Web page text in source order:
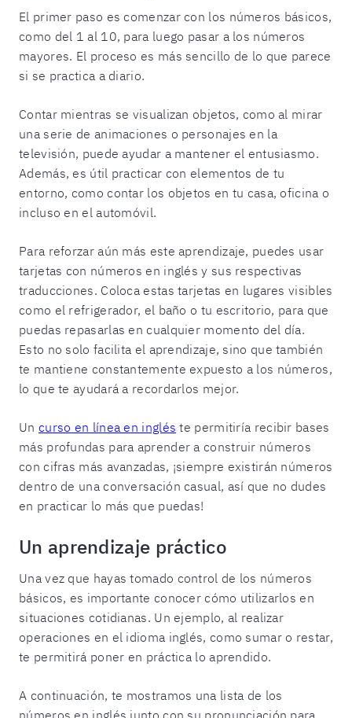
El primer paso es comenzar con los números básicos,
como del 1 al 10, para luego pasar a los números
mayores. El proceso es más sencillo de lo que parece
si se practica a diario.
Contar mientras se visualizan objetos, como al mirar
una serie de animaciones o personajes en la
televisión, puede ayudar a mantener el entusiasmo.
Además, es útil practicar con elementos de tu
entorno, como contar los objetos en tu casa, oficina o
incluso en el automóvil.
Para reforzar aún más este aprendizaje, puedes usar
tarjetas con números en inglés y sus respectivas
traducciones. Coloca estas tarjetas en lugares visibles
como el refrigerador, el baño o tu escritorio, para que
puedas repasarlas en cualquier momento del día.
Esto no solo facilita el aprendizaje, sino que también
te mantiene constantemente expuesto a los números,
lo que te ayudará a recordarlos mejor.
Un curso en línea en inglés te permitiría recibir bases
más profundas para aprender a construir números
con cifras más avanzadas, ¡siempre existirán números
dentro de una conversación casual, así que no dudes
en practicar lo más que puedas!
Un aprendizaje práctico
Una vez que hayas tomado control de los números
básicos, es importante conocer cómo utilizarlos en
situaciones cotidianas. Un ejemplo, al realizar
operaciones en el idioma inglés, como sumar o restar,
te permitirá poner en práctica lo aprendido.
A continuación, te mostramos una lista de los
números en inglés junto con su pronunciación para